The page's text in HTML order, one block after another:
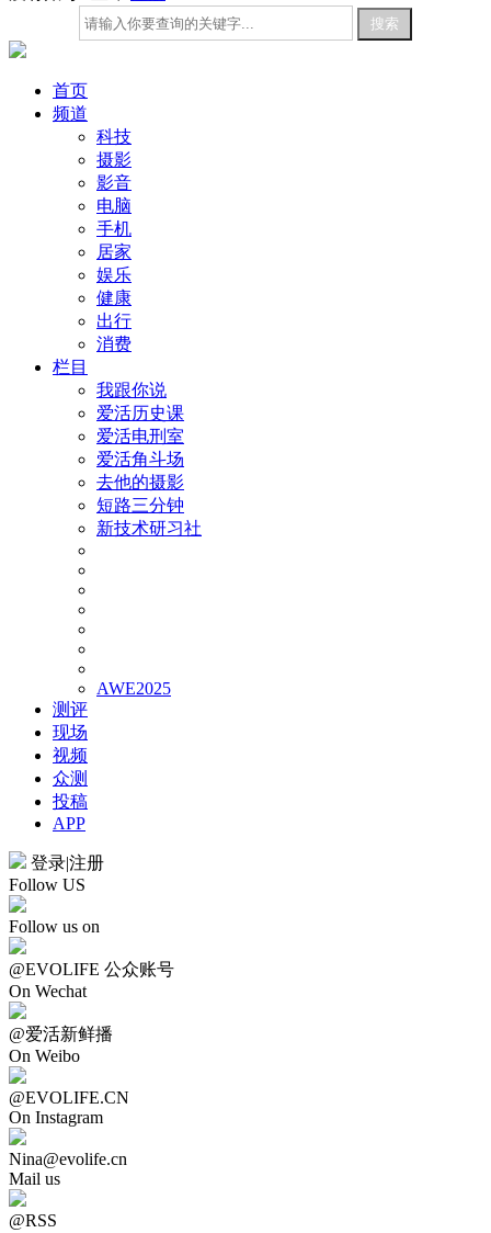
首页
频道
科技
摄影
影音
电脑
手机
居家
娱乐
健康
出行
消费
栏目
我跟你说
爱活历史课
爱活电刑室
爱活角斗场
去他的摄影
短路三分钟
新技术研习社
AWE2025
测评
现场
视频
众测
投稿
APP
登录|注册
Follow US
Follow us on
@EVOLIFE 公众账号
On Wechat
@爱活新鲜播
On Weibo
@EVOLIFE.CN
On Instagram
Nina@evolife.cn
Mail us
@RSS